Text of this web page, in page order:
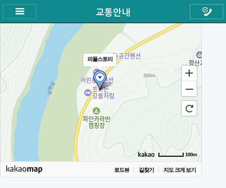
교통안내
피플스토리
100m
로드뷰 길찾기 지도 크게 보기